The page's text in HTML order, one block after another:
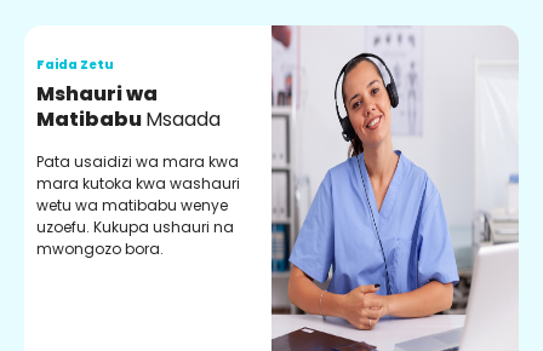
Faida Zetu
Mshauri wa
MatibabuMsaada
Pata usaidizi wa mara kwa
mara kutoka kwa washauri
wetu wa matibabu wenye
uzoefu. Kukupa ushauri na
mwongozo bora.